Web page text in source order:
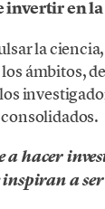
invertir en
la
ámbitos,
a hacer
inspiran a